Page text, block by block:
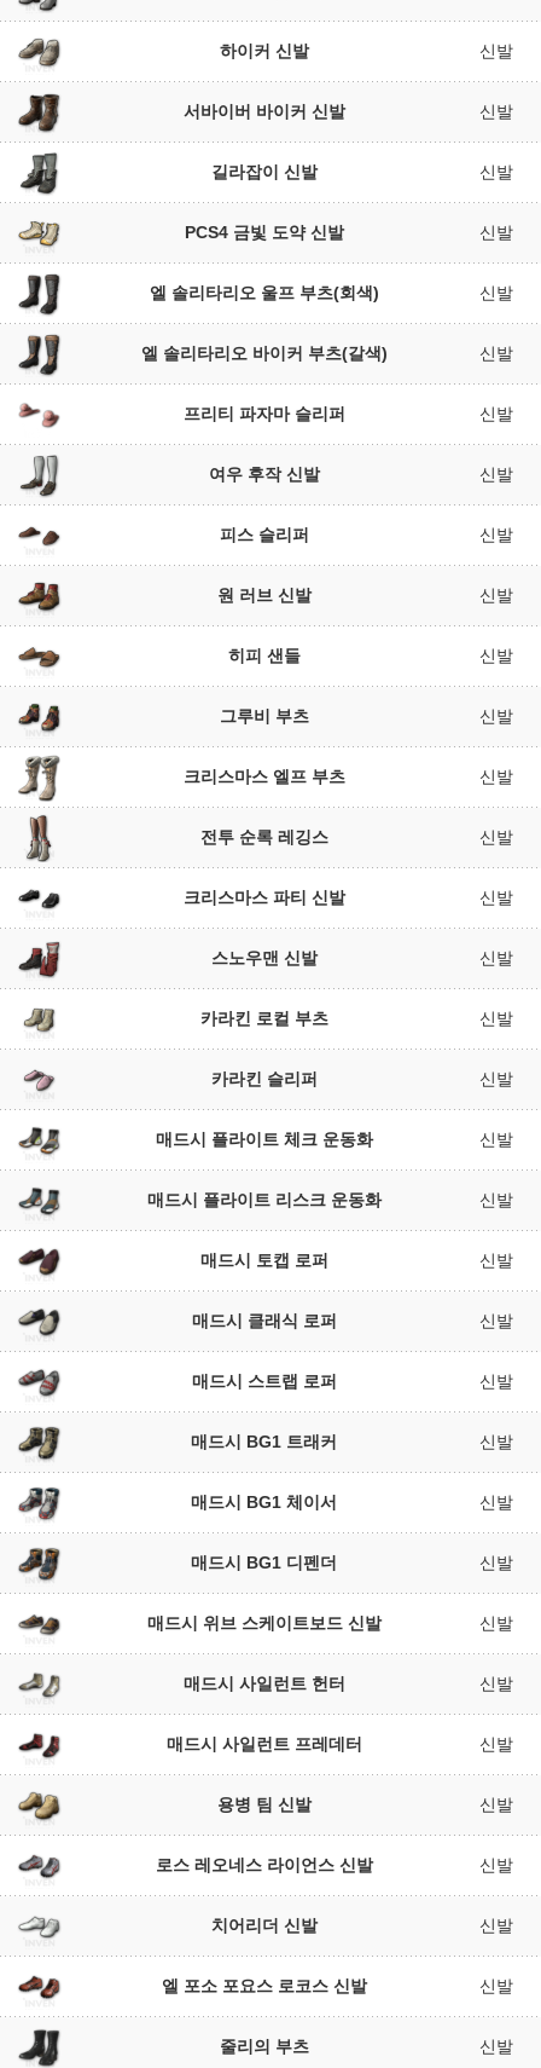
하이커 신발 신발
서바이버 바이커 신발 신발
길라잡이 신발 신발
PCS4 금빛 도약 신발 신발
엘 솔리타리오 울프 부츠(회색) 신발
엘 솔리타리오 바이커 부츠(갈색) 신발
프리티 파자마 슬리퍼 신발
여우 후작 신발 신발
피스 슬리퍼 신발
원 러브 신발 신발
히피 샌들 신발
그루비 부츠 신발
크리스마스 엘프 부츠 신발
전투 순록 레깅스 신발
크리스마스 파티 신발 신발
스노우맨 신발 신발
카라킨 로컬 부츠 신발
카라킨 슬리퍼 신발
매드시 플라이트 체크 운동화 신발
매드시 플라이트 리스크 운동화 신발
매드시 토캡 로퍼 신발
매드시 클래식 로퍼 신발
매드시 스트랩 로퍼 신발
매드시 BG1 트래커 신발
매드시 BG1 체이서 신발
매드시 BG1 디펜더 신발
매드시 위브 스케이트보드 신발 신발
매드시 사일런트 헌터 신발
매드시 사일런트 프레데터 신발
용병 팀 신발 신발
로스 레오네스 라이언스 신발 신발
치어리더 신발 신발
엘 포소 포요스 로코스 신발 신발
줄리의 부츠 신발